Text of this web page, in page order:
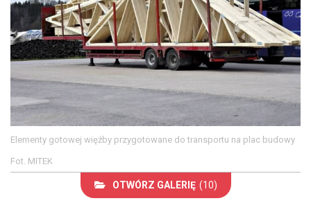
Elementy gotowej więźby przygotowane do transportu na plac budowy
Fot. MITEK
OTWÓRZ GALERIĘ (10)